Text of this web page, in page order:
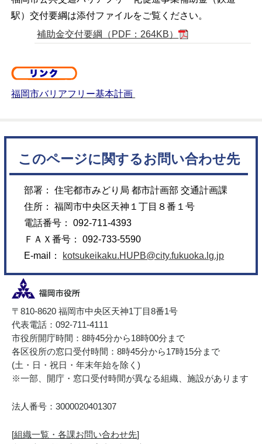
駅）交付要綱は添付ファイルをご覧ください。
補助金交付要綱（PDF：264KB）
福岡市バリアフリー基本計画
このページに関するお問い合わせ先
部署： 住宅都市みどり局 都市計画部 交通計画課
住所： 福岡市中央区天神１丁目８番１号
電話番号： 092-711-4393
ＦＡＸ番号： 092-733-5590
E-mail：
kotsukeikaku.HUPB@city.fukuoka.lg.jp
〒810-8620 福岡市中央区天神1丁目8番1号
代表電話：092-711-4111
市役所開庁時間：8時45分から18時00分まで
各区役所の窓口受付時間：8時45分から17時15分まで
(土・日・祝日・年末年始を除く)
※一部、開庁・窓口受付時間が異なる組織、施設があります
法人番号：3000020401307
[組織一覧・各課お問い合わせ先]